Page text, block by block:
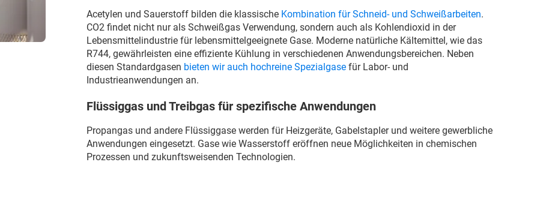
Acetylen und Sauerstoff bilden die klassische Kombination für Schneid- und Schweißarbeiten.
CO2 findet nicht nur als Schweißgas Verwendung, sondern auch als Kohlendioxid in der
Lebensmittelindustrie für lebensmittelgeeignete Gase. Moderne natürliche Kältemittel, wie das
R744, gewährleisten eine effiziente Kühlung in verschiedenen Anwendungsbereichen. Neben
diesen Standardgasen bieten wir auch hochreine Spezialgasefür Labor- und
Industrieanwendungen an.
Flüssiggas und Treibgas für spezifische Anwendungen
Propangas und andere Flüssiggase werden für Heizgeräte, Gabelstapler und weitere gewerbliche
Anwendungen eingesetzt. Gase wie Wasserstoff eröffnen neue Möglichkeiten in chemischen
Prozessen und zukunftsweisenden Technologien.